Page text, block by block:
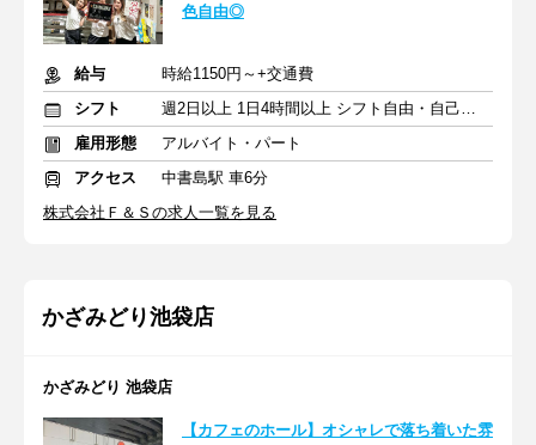
色自由◎
給与
時給1150円～+交通費
シフト
週2日以上 1日4時間以上 シフト自由・自己申告
雇用形態
アルバイト・パート
アクセス
中書島駅 車6分
株式会社Ｆ＆Ｓの求人一覧を見る
かざみどり池袋店
かざみどり 池袋店
【カフェのホール】オシャレで落ち着いた雰